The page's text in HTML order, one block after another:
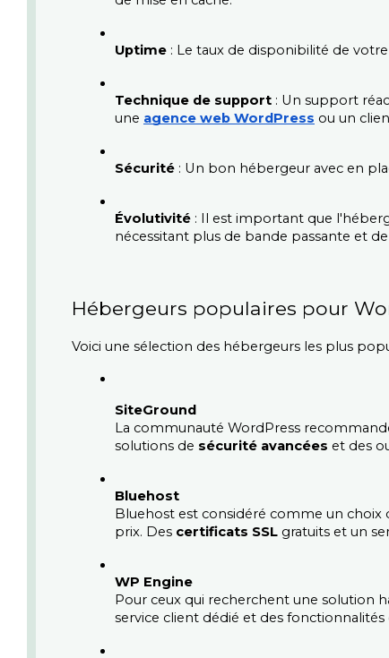
Uptime : Le taux de disponibilité de
Technique de support : Un support
une agence web WordPress ou un
Sécurité : Un bon hébergeur avec en
Évolutivité : Il est important que
nécessitant plus de bande passante et de
Hébergeurs populaires pour
Voici une sélection des hébergeurs les plus
SiteGround
La communauté WordPress
solutions de sécurité avancées et des
Bluehost
Bluehost est considéré comme un choix
prix. Des certificats SSL gratuits et un
WP Engine
Pour ceux qui recherchent une solution
service client dédié et des